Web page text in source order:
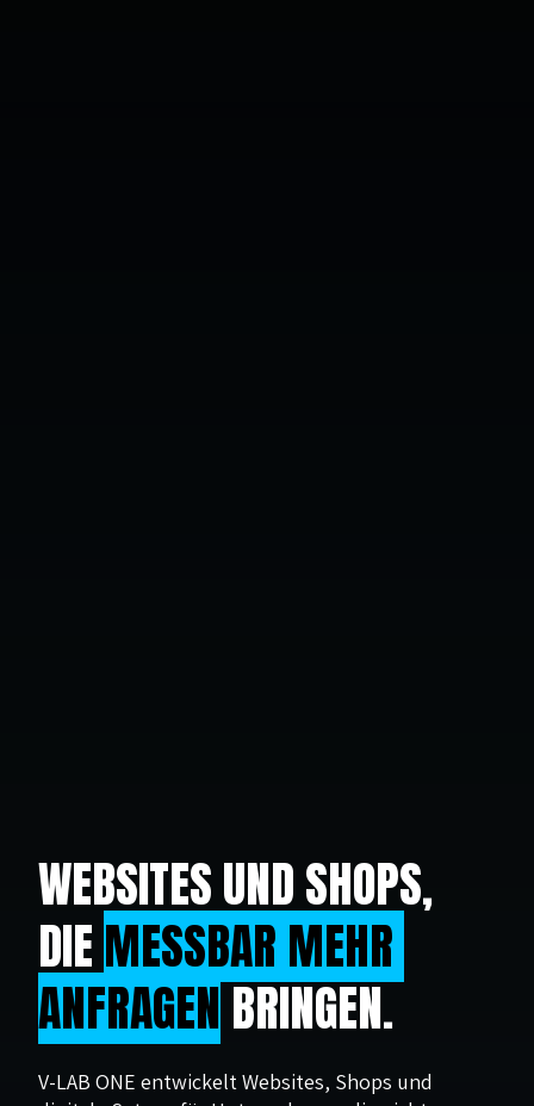
WEBSITES UND SHOPS,
DIE MESSBAR MEHR
ANFRAGEN BRINGEN.
V-LAB ONE entwickelt Websites, Shops und